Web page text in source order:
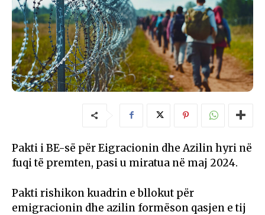
Pakti i BE-së për Eigracionin dhe Azilin hyri në
fuqi të premten, pasi u miratua në maj 2024.
Pakti rishikon kuadrin e bllokut për
emigracionin dhe azilin formëson qasjen e tij